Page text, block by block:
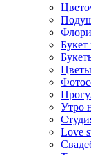
Букет
Утро
Love